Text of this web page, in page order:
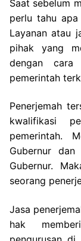
Saat sebelum
perlu tahu apa
Layanan atau
pihak yang
dengan
pemerintah
Penerjemah
kwalifikasi
pemerintah.
Gubernur
Gubernur.
seorang
Jasa
hak